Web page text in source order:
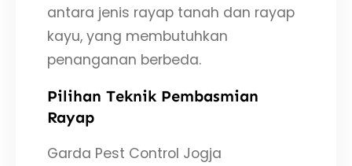
antara jenis rayap tanah dan rayap
kayu, yang membutuhkan
penanganan berbeda.
Pilihan Teknik Pembasmian
Rayap
Garda Pest Control Jogja